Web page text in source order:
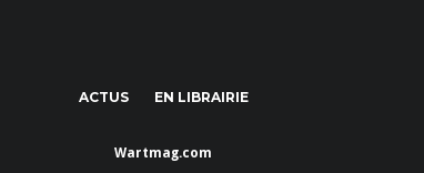
ACTUS EN LIBRAIRIE
Wartmag.com